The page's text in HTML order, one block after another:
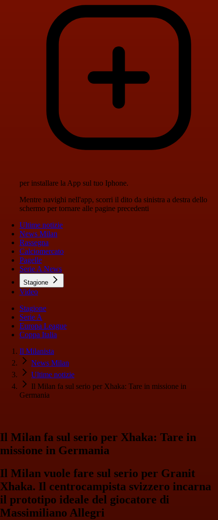
per installare la App sul tuo Iphone.
Mentre navighi nell'app, scorri il dito da sinistra a destra dello
schermo per tornare alle pagine precedenti
Ultime notizie
News Milan
Rassegna
Calciomercato
Pagelle
Serie A News
Stagione
Video
Stagione
Serie A
Europa League
Coppa Italia
Il Milanista
News Milan
Ultime notizie
Il Milan fa sul serio per Xhaka: Tare in missione in
Germania
Il Milan fa sul serio per Xhaka: Tare in
missione in Germania
Il Milan vuole fare sul serio per Granit
Xhaka. Il centrocampista svizzero incarna
il prototipo ideale del giocatore di
Massimiliano Allegri